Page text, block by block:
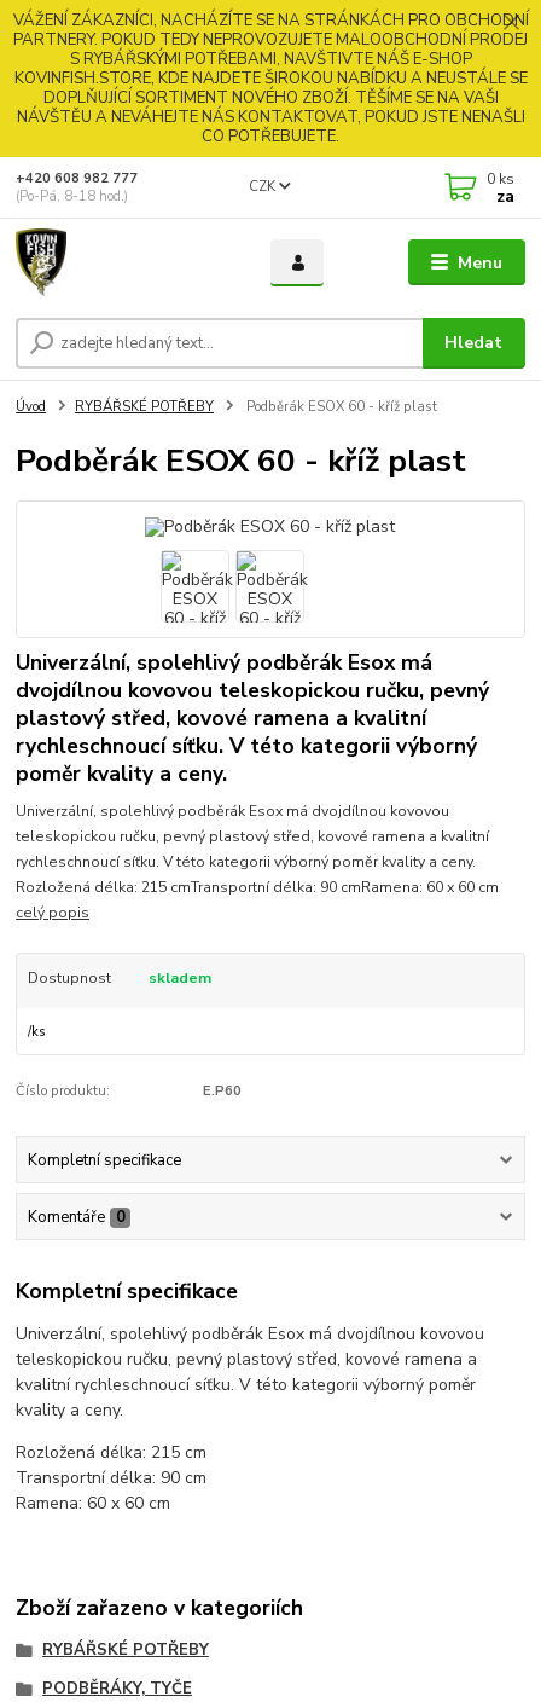
VÁŽENÍ ZÁKAZNÍCI, NACHÁZÍTE SE NA STRÁNKÁCH PRO OBCHODNÍ
PARTNERY. POKUD TEDY NEPROVOZUJETE MALOOBCHODNÍ PRODEJ
S RYBÁŘSKÝMI POTŘEBAMI, NAVŠTIVTE NÁŠ E-SHOP
KOVINFISH.STORE, KDE NAJDETE ŠIROKOU NABÍDKU A NEUSTÁLE SE
DOPLŇUJÍCÍ SORTIMENT NOVÉHO ZBOŽÍ. TĚŠÍME SE NA VAŠI
NÁVŠTĚU A NEVÁHEJTE NÁS KONTAKTOVAT, POKUD JSTE NENAŠLI
CO POTŘEBUJETE.
Menu
CZK
Hledat
+420 608 982 777
(Po-Pá, 8-18 hod.)
0 ks
za
Úvod RYBÁŘSKÉ POTŘEBY Podběrák ESOX 60 - kříž plast
Podběrák ESOX 60 - kříž plast
Univerzální, spolehlivý podběrák Esox má
dvojdílnou kovovou teleskopickou ručku, pevný
plastový střed, kovové ramena a kvalitní
rychleschnoucí síťku. V této kategorii výborný
poměr kvality a ceny.
Univerzální, spolehlivý podběrák Esox má dvojdílnou kovovou
teleskopickou ručku, pevný plastový střed, kovové ramena a kvalitní
rychleschnoucí síťku. V této kategorii výborný poměr kvality a ceny.
Rozložená délka: 215 cmTransportní délka: 90 cmRamena: 60 x 60 cm
celý popis
Dostupnost skladem
/ks
Číslo produktu: E.P60
Kompletní specifikace
Komentáře 0
Kompletní specifikace
Univerzální, spolehlivý podběrák Esox má dvojdílnou kovovou
teleskopickou ručku, pevný plastový střed, kovové ramena a
kvalitní rychleschnoucí síťku. V této kategorii výborný poměr
kvality a ceny.
Rozložená délka: 215 cm
Transportní délka: 90 cm
Ramena: 60 x 60 cm
Zboží zařazeno v kategoriích
RYBÁŘSKÉ POTŘEBY
PODBĚRÁKY, TYČE